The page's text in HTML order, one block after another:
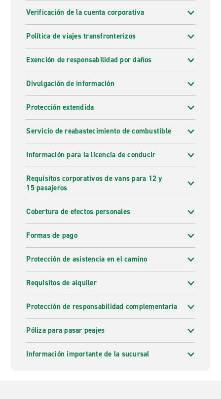
Verificación de la cuenta corporativa
Política de viajes transfronterizos
Exención de responsabilidad por daños
Divulgación de información
Protección extendida
Servicio de reabastecimiento de combustible
Información para la licencia de conducir
Requisitos corporativos de vans para 12 y
15 pasajeros
Cobertura de efectos personales
Formas de pago
Protección de asistencia en el camino
Requisitos de alquiler
Protección de responsabilidad complementaria
Póliza para pasar peajes
Información importante de la sucursal